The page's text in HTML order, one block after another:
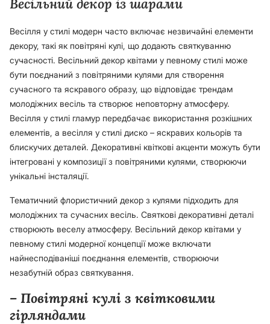
Весілля у стилі модерн часто включає незвичайні елементи
декору, такі як повітряні кулі, що додають святкуванню
сучасності. Весільний декор квітами у певному стилі може
бути поєднаний з повітряними кулями для створення
сучасного та яскравого образу, що відповідає трендам
молодіжних весіль та створює неповторну атмосферу.
Весілля у стилі гламур передбачає використання розкішних
елементів, а весілля у стилі диско – яскравих кольорів та
блискучих деталей. Декоративні квіткові акценти можуть бути
інтегровані у композиції з повітряними кулями, створюючи
унікальні інсталяції.
Тематичний флористичний декор з кулями підходить для
молодіжних та сучасних весіль. Святкові декоративні деталі
створюють веселу атмосферу. Весільний декор квітами у
певному стилі модерної концепції може включати
найнесподіваніші поєднання елементів, створюючи
незабутній образ святкування.
– Повітряні кулі з квітковими
гірляндами